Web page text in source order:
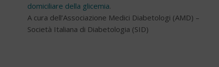
domiciliare della glicemia.
A cura dell’Associazione Medici Diabetologi (AMD) –
Società Italiana di Diabetologia (SID)